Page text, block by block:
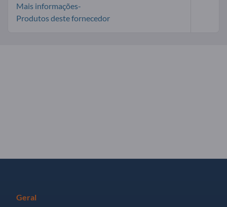
Mais informações-
Produtos deste fornecedor
Geral